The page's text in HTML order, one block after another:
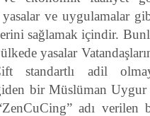
ve uygulamalar
sağlamak içindir.
yasalar
standartlı adil
bir Müslüman
adı